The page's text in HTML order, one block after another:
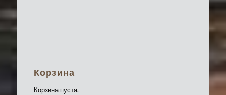
Корзина
Корзина пуста.